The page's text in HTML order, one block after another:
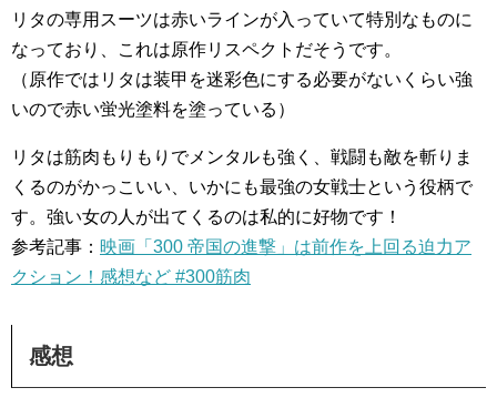
リタの専用スーツは赤いラインが入っていて特別なものに
なっており、これは原作リスペクトだそうです。
（原作ではリタは装甲を迷彩色にする必要がないくらい強
いので赤い蛍光塗料を塗っている）
リタは筋肉もりもりでメンタルも強く、戦闘も敵を斬りま
くるのがかっこいい、いかにも最強の女戦士という役柄で
す。強い女の人が出てくるのは私的に好物です！
参考記事： 映画「300 帝国の進撃」は前作を上回る迫力ア
クション！感想など #300筋肉
感想